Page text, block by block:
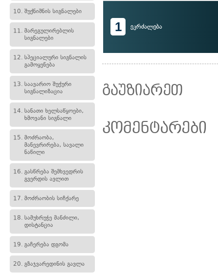
10. შუქნიშნის სიგნალები
11. მარეგულირებლის
სიგნალები
12. სპეციალური სიგნალის
გამოყენება
13. საავარიო შუქური
სიგნალიზაცია
14. სანათი ხელსაწყოები,
ხმოვანი სიგნალი
15. მოძრაობა,
მანევრირება, სავალი
ნაწილი
16. გასწრება შემხვედრის
გვერდის ავლით
17. მოძრაობის სიჩქარე
18. სამუხრუჭე მანძილი,
დისტანცია
19. გაჩერება დგომა
20. გზაჯვარედინის გავლა
1 ეკრძალება
გაუზიარეთ
კომენტარები